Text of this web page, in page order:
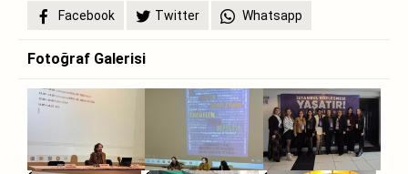
Facebook
Twitter Whatsapp
Fotoğraf Galerisi